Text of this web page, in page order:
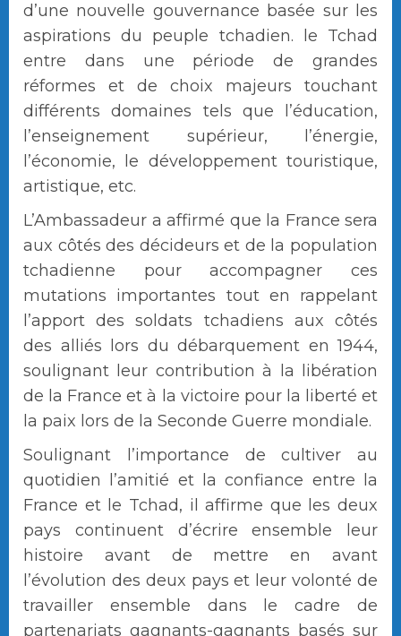
d’une nouvelle gouvernance basée sur les
aspirations du peuple tchadien. le Tchad
entre dans une période de grandes
réformes et de choix majeurs touchant
différents domaines tels que l’éducation,
l’enseignement supérieur, l’énergie,
l’économie, le développement touristique,
artistique, etc.
L’Ambassadeur a affirmé que la France sera
aux côtés des décideurs et de la population
tchadienne pour accompagner ces
mutations importantes tout en rappelant
l’apport des soldats tchadiens aux côtés
des alliés lors du débarquement en 1944,
soulignant leur contribution à la libération
de la France et à la victoire pour la liberté et
la paix lors de la Seconde Guerre mondiale.
Soulignant l’importance de cultiver au
quotidien l’amitié et la confiance entre la
France et le Tchad, il affirme que les deux
pays continuent d’écrire ensemble leur
histoire avant de mettre en avant
l’évolution des deux pays et leur volonté de
travailler ensemble dans le cadre de
partenariats gagnants-gagnants basés sur